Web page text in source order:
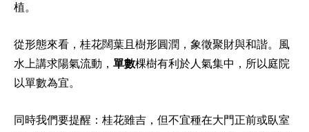
植。
從形態來看，桂花闊葉且樹形圓潤，象徵聚財與和諧。風
水上講求陽氣流動， 單數棵樹有利於人氣集中，所以庭院
以單數為宜。
同時我們要提醒：桂花雖吉，但不宜種在大門正前或臥室